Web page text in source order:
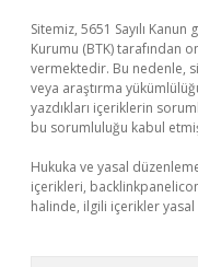
Sitemiz, 5651 Sayılı
Kurumu (BTK) tarafından
vermektedir. Bu nedenle,
veya araştırma
yazdıkları içeriklerin
bu sorumluluğu kabul
Hukuka ve yasal
içerikleri,
halinde, ilgili içerikler yasal